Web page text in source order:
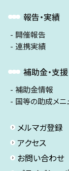
報告・実績
開催報告
連携実績
補助金・支援
補助金情報
国等の助成メニ
メルマガ登録
アクセス
お問い合わせ